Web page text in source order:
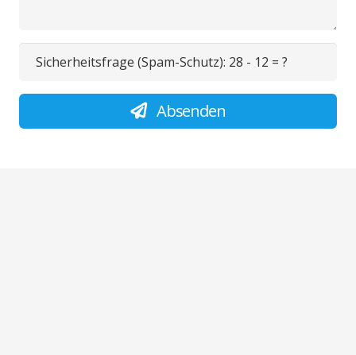
Sicherheitsfrage (Spam-Schutz): 28 - 12 = ?
Absenden